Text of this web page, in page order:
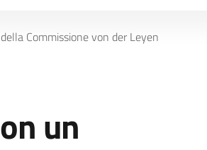
Commissione von der Leyen
un